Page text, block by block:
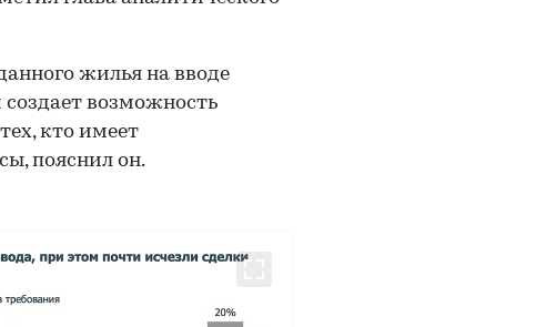
жилья на вводе
возможность
кто имеет
пояснил он.